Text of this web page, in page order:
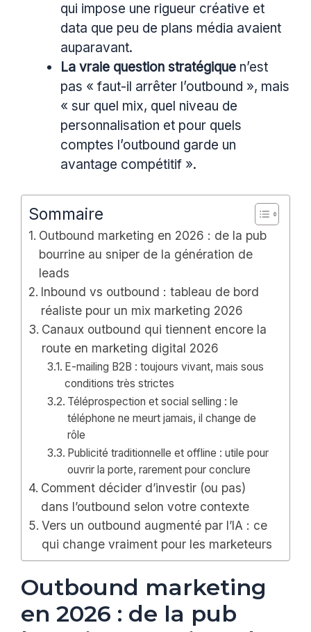
qui impose une rigueur créative et
data que peu de plans média avaient
auparavant.
La vraie question stratégique n’est
pas « faut-il arrêter l’outbound », mais
« sur quel mix, quel niveau de
personnalisation et pour quels
comptes l’outbound garde un
avantage compétitif ».
Sommaire
Outbound marketing en 2026 : de la pub
bourrine au sniper de la génération de
leads
Inbound vs outbound : tableau de bord
réaliste pour un mix marketing 2026
Canaux outbound qui tiennent encore la
route en marketing digital 2026
E-mailing B2B : toujours vivant, mais sous
conditions très strictes
Téléprospection et social selling : le
téléphone ne meurt jamais, il change de
rôle
Publicité traditionnelle et offline : utile pour
ouvrir la porte, rarement pour conclure
Comment décider d’investir (ou pas)
dans l’outbound selon votre contexte
Vers un outbound augmenté par l’IA : ce
qui change vraiment pour les marketeurs
Outbound marketing
en 2026 : de la pub